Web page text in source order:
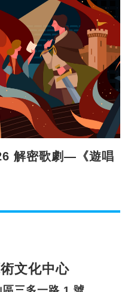
解密歌劇—《遊唱
文化中心